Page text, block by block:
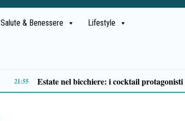
Salute & Benessere Lifestyle
Esodo estivo, traffico in aumento nel primo weekend di agosto: Sud in testa, bollino nero confermato 14:49